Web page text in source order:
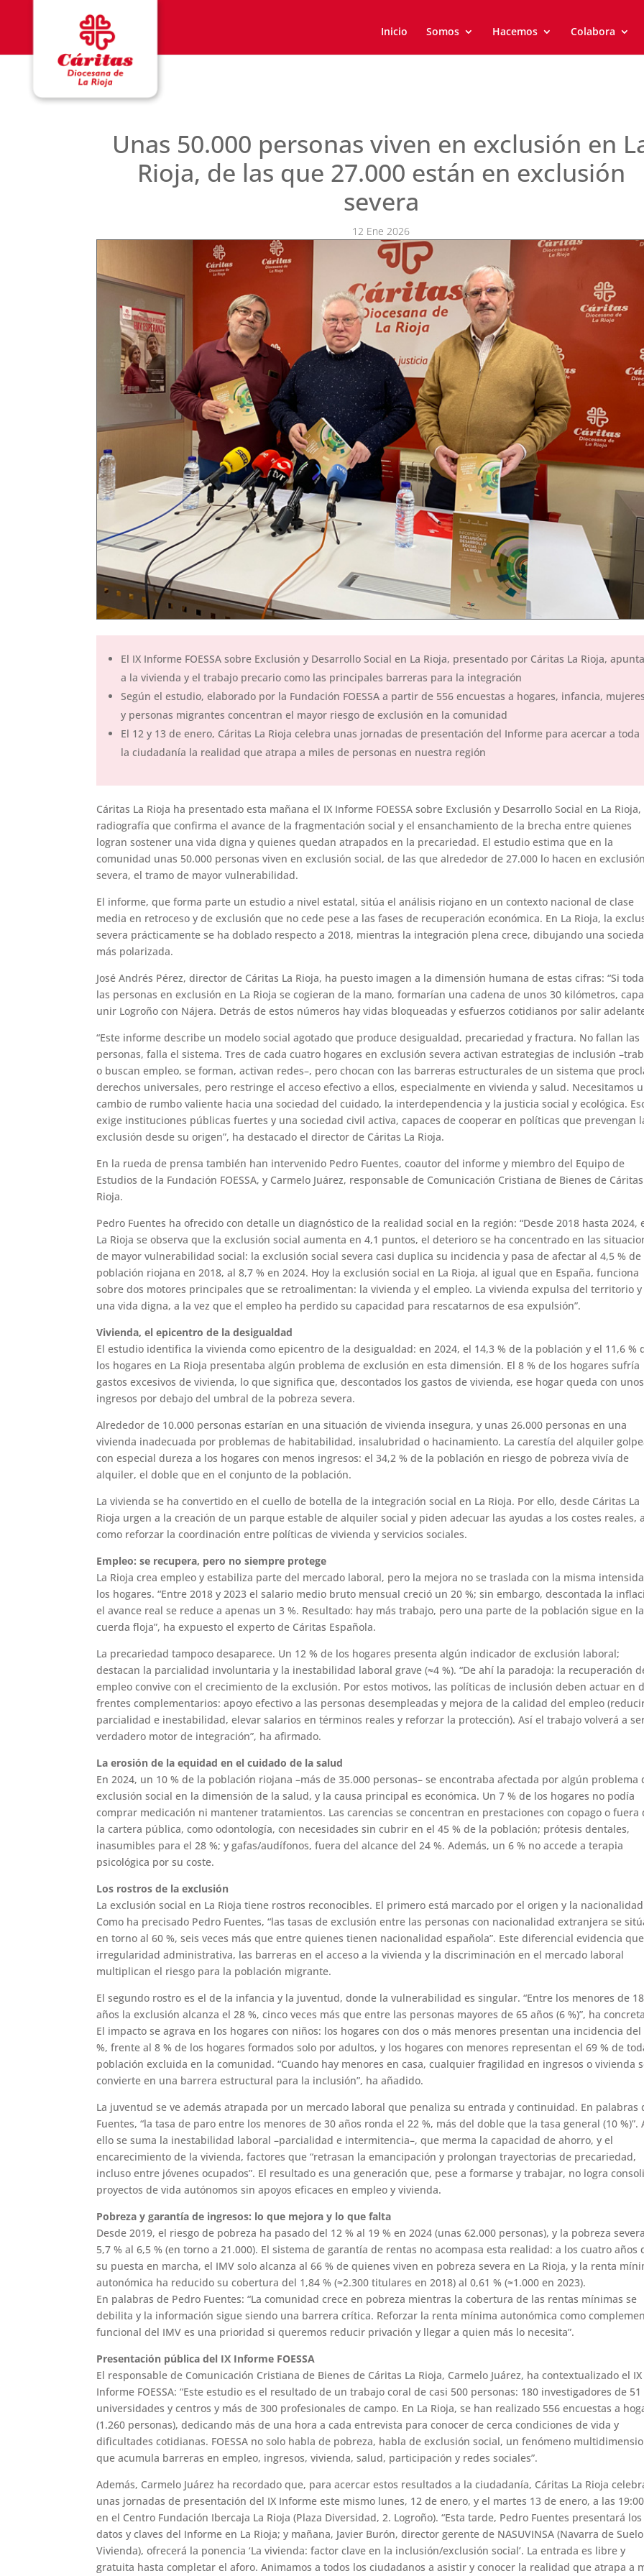
Inicio Somos Hacemos Colabora
Unas 50.000 personas viven en exclusión en
Rioja, de las que 27.000 están en exclusión
severa
12 Ene 2026
El IX Informe FOESSA sobre Exclusión y Desarrollo Social en La Rioja, presentado por Cáritas La Rioja, apunta
a la vivienda y el trabajo precario como las principales barreras para la integración
Según el estudio, elaborado por la Fundación FOESSA a partir de 556 encuestas a hogares, infancia, mujeres
y personas migrantes concentran el mayor riesgo de exclusión en la comunidad
El 12 y 13 de enero, Cáritas La Rioja celebra unas jornadas de presentación del Informe para acercar a toda
la ciudadanía la realidad que atrapa a miles de personas en nuestra región
Cáritas La Rioja ha presentado esta mañana el IX Informe FOESSA sobre Exclusión y Desarrollo Social en La Rioja,
radiografía que confirma el avance de la fragmentación social y el ensanchamiento de la brecha entre quienes
logran sostener una vida digna y quienes quedan atrapados en la precariedad. El estudio estima que en la
comunidad unas 50.000 personas viven en exclusión social, de las que alrededor de 27.000 lo hacen en exclusión
severa, el tramo de mayor vulnerabilidad.
El informe, que forma parte un estudio a nivel estatal, sitúa el análisis riojano en un contexto nacional de clase
media en retroceso y de exclusión que no cede pese a las fases de recuperación económica. En La Rioja, la
severa prácticamente se ha doblado respecto a 2018, mientras la integración plena crece, dibujando una
más polarizada.
José Andrés Pérez, director de Cáritas La Rioja, ha puesto imagen a la dimensión humana de estas cifras: “Si
las personas en exclusión en La Rioja se cogieran de la mano, formarían una cadena de unos 30 kilómetros,
unir Logroño con Nájera. Detrás de estos números hay vidas bloqueadas y esfuerzos cotidianos por salir
“Este informe describe un modelo social agotado que produce desigualdad, precariedad y fractura. No fallan las
personas, falla el sistema. Tres de cada cuatro hogares en exclusión severa activan estrategias de inclusión
o buscan empleo, se forman, activan redes–, pero chocan con las barreras estructurales de un sistema que
derechos universales, pero restringe el acceso efectivo a ellos, especialmente en vivienda y salud. Necesitamos
cambio de rumbo valiente hacia una sociedad del cuidado, la interdependencia y la justicia social y ecológica.
exige instituciones públicas fuertes y una sociedad civil activa, capaces de cooperar en políticas que prevengan
exclusión desde su origen”, ha destacado el director de Cáritas La Rioja.
En la rueda de prensa también han intervenido Pedro Fuentes, coautor del informe y miembro del Equipo de
Estudios de la Fundación FOESSA, y Carmelo Juárez, responsable de Comunicación Cristiana de Bienes de Cáritas
Rioja.
Pedro Fuentes ha ofrecido con detalle un diagnóstico de la realidad social en la región: “Desde 2018 hasta 2024,
La Rioja se observa que la exclusión social aumenta en 4,1 puntos, el deterioro se ha concentrado en las
de mayor vulnerabilidad social: la exclusión social severa casi duplica su incidencia y pasa de afectar al 4,5 % de
población riojana en 2018, al 8,7 % en 2024. Hoy la exclusión social en La Rioja, al igual que en España, funciona
sobre dos motores principales que se retroalimentan: la vivienda y el empleo. La vivienda expulsa del territorio
una vida digna, a la vez que el empleo ha perdido su capacidad para rescatarnos de esa expulsión”.
Vivienda, el epicentro de la desigualdad
El estudio identifica la vivienda como epicentro de la desigualdad: en 2024, el 14,3 % de la población y el 11,6 %
los hogares en La Rioja presentaba algún problema de exclusión en esta dimensión. El 8 % de los hogares sufría
gastos excesivos de vivienda, lo que significa que, descontados los gastos de vivienda, ese hogar queda con unos
ingresos por debajo del umbral de la pobreza severa.
Alrededor de 10.000 personas estarían en una situación de vivienda insegura, y unas 26.000 personas en una
vivienda inadecuada por problemas de habitabilidad, insalubridad o hacinamiento. La carestía del alquiler
con especial dureza a los hogares con menos ingresos: el 34,2 % de la población en riesgo de pobreza vivía de
alquiler, el doble que en el conjunto de la población.
La vivienda se ha convertido en el cuello de botella de la integración social en La Rioja. Por ello, desde Cáritas La
Rioja urgen a la creación de un parque estable de alquiler social y piden adecuar las ayudas a los costes reales,
como reforzar la coordinación entre políticas de vivienda y servicios sociales.
Empleo: se recupera, pero no siempre protege
La Rioja crea empleo y estabiliza parte del mercado laboral, pero la mejora no se traslada con la misma
los hogares. “Entre 2018 y 2023 el salario medio bruto mensual creció un 20 %; sin embargo, descontada la
el avance real se reduce a apenas un 3 %. Resultado: hay más trabajo, pero una parte de la población sigue en la
cuerda floja”, ha expuesto el experto de Cáritas Española.
La precariedad tampoco desaparece. Un 12 % de los hogares presenta algún indicador de exclusión laboral;
destacan la parcialidad involuntaria y la inestabilidad laboral grave (≈4 %). “De ahí la paradoja: la recuperación
empleo convive con el crecimiento de la exclusión. Por estos motivos, las políticas de inclusión deben actuar en
frentes complementarios: apoyo efectivo a las personas desempleadas y mejora de la calidad del empleo
parcialidad e inestabilidad, elevar salarios en términos reales y reforzar la protección). Así el trabajo volverá a
verdadero motor de integración”, ha afirmado.
La erosión de la equidad en el cuidado de la salud
En 2024, un 10 % de la población riojana –más de 35.000 personas– se encontraba afectada por algún problema
exclusión social en la dimensión de la salud, y la causa principal es económica. Un 7 % de los hogares no podía
comprar medicación ni mantener tratamientos. Las carencias se concentran en prestaciones con copago o fuera
la cartera pública, como odontología, con necesidades sin cubrir en el 45 % de la población; prótesis dentales,
inasumibles para el 28 %; y gafas/audífonos, fuera del alcance del 24 %. Además, un 6 % no accede a terapia
psicológica por su coste.
Los rostros de la exclusión
La exclusión social en La Rioja tiene rostros reconocibles. El primero está marcado por el origen y la
Como ha precisado Pedro Fuentes, “las tasas de exclusión entre las personas con nacionalidad extranjera se
en torno al 60 %, seis veces más que entre quienes tienen nacionalidad española”. Este diferencial evidencia
irregularidad administrativa, las barreras en el acceso a la vivienda y la discriminación en el mercado laboral
multiplican el riesgo para la población migrante.
El segundo rostro es el de la infancia y la juventud, donde la vulnerabilidad es singular. “Entre los menores de 18
años la exclusión alcanza el 28 %, cinco veces más que entre las personas mayores de 65 años (6 %)”, ha
El impacto se agrava en los hogares con niños: los hogares con dos o más menores presentan una incidencia del
%, frente al 8 % de los hogares formados solo por adultos, y los hogares con menores representan el 69 % de
población excluida en la comunidad. “Cuando hay menores en casa, cualquier fragilidad en ingresos o vivienda
convierte en una barrera estructural para la inclusión”, ha añadido.
La juventud se ve además atrapada por un mercado laboral que penaliza su entrada y continuidad. En palabras
Fuentes, “la tasa de paro entre los menores de 30 años ronda el 22 %, más del doble que la tasa general (10 %)”.
ello se suma la inestabilidad laboral –parcialidad e intermitencia–, que merma la capacidad de ahorro, y el
encarecimiento de la vivienda, factores que “retrasan la emancipación y prolongan trayectorias de precariedad,
incluso entre jóvenes ocupados”. El resultado es una generación que, pese a formarse y trabajar, no logra
proyectos de vida autónomos sin apoyos eficaces en empleo y vivienda.
Pobreza y garantía de ingresos: lo que mejora y lo que falta
Desde 2019, el riesgo de pobreza ha pasado del 12 % al 19 % en 2024 (unas 62.000 personas), y la pobreza
5,7 % al 6,5 % (en torno a 21.000). El sistema de garantía de rentas no acompasa esta realidad: a los cuatro años
su puesta en marcha, el IMV solo alcanza al 66 % de quienes viven en pobreza severa en La Rioja, y la renta
autonómica ha reducido su cobertura del 1,84 % (≈2.300 titulares en 2018) al 0,61 % (≈1.000 en 2023).
En palabras de Pedro Fuentes: “La comunidad crece en pobreza mientras la cobertura de las rentas mínimas se
debilita y la información sigue siendo una barrera crítica. Reforzar la renta mínima autonómica como
funcional del IMV es una prioridad si queremos reducir privación y llegar a quien más lo necesita”.
Presentación pública del IX Informe FOESSA
El responsable de Comunicación Cristiana de Bienes de Cáritas La Rioja, Carmelo Juárez, ha contextualizado el IX
Informe FOESSA: “Este estudio es el resultado de un trabajo coral de casi 500 personas: 180 investigadores de 51
universidades y centros y más de 300 profesionales de campo. En La Rioja, se han realizado 556 encuestas a
(1.260 personas), dedicando más de una hora a cada entrevista para conocer de cerca condiciones de vida y
dificultades cotidianas. FOESSA no solo habla de pobreza, habla de exclusión social, un fenómeno
que acumula barreras en empleo, ingresos, vivienda, salud, participación y redes sociales”.
Además, Carmelo Juárez ha recordado que, para acercar estos resultados a la ciudadanía, Cáritas La Rioja
unas jornadas de presentación del IX Informe este mismo lunes, 12 de enero, y el martes 13 de enero, a las
en el Centro Fundación Ibercaja La Rioja (Plaza Diversidad, 2. Logroño). “Esta tarde, Pedro Fuentes presentará los
datos y claves del Informe en La Rioja; y mañana, Javier Burón, director gerente de NASUVINSA (Navarra de
Vivienda), ofrecerá la ponencia ‘La vivienda: factor clave en la inclusión/exclusión social’. La entrada es libre y
gratuita hasta completar el aforo. Animamos a todos los ciudadanos a asistir y conocer la realidad que atrapa a